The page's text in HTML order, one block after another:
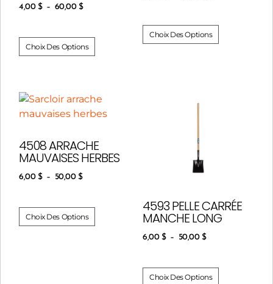
4,00 $ – 60,00 $
Choix Des Options
Choix Des Options
4508 ARRACHE
MAUVAISES HERBES
6,00 $ – 50,00 $
Choix Des Options
4593 PELLE CARRÉE
MANCHE LONG
6,00 $ – 50,00 $
Choix Des Options